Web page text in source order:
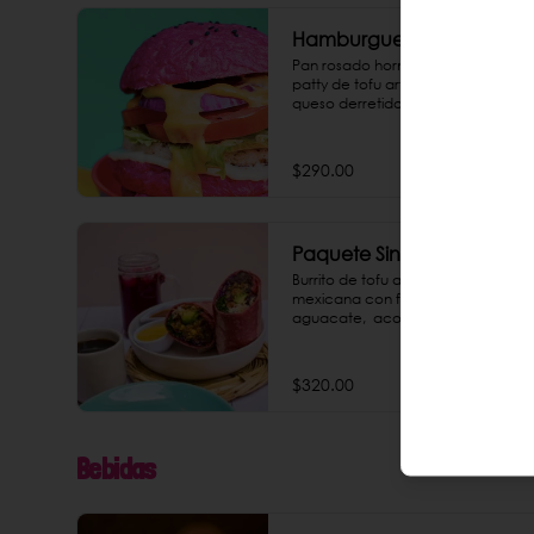
Hamburguesa Rosa
Pan rosado horneado en casa,
patty de tofu artesanal asado,
queso derretido y mayo tofu
$290.00
Paquete Single Burrito
Burrito de tofu artesanal a la
mexicana con frijol orgánico y
aguacate,  acompañado con
olla. ¡Todo un paquete rico y
saludable, que le puedes dar un
$320.00
Bebidas